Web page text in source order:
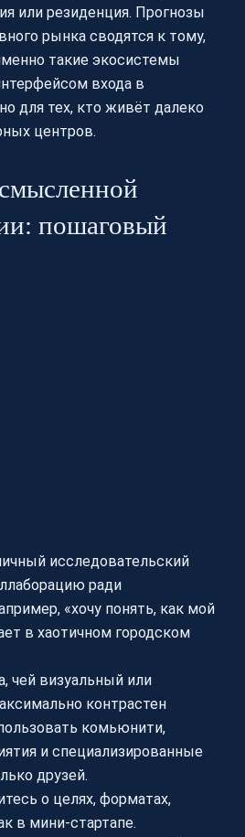
или резиденция. Прогнозы
рынка сводятся к тому,
такие экосистемы
входа в
для тех, кто живёт далеко
центров.
пошаговый
исследовательский
ради
«хочу понять, как мой
в хаотичном городском
чей визуальный или
контрастен
комьюнити,
и специализированные
друзей.
о целях, форматах,
в мини-стартапе.